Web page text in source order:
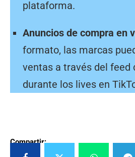
plataforma.
Anuncios de compra en
formato, las marcas
ventas a través del feed
durante los lives en
Compartir: